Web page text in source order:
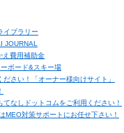
イブラリー
JOURNAL
え費用補助金
ボード&スキー場
さい！「オーナー様向けサイト」
なしドットコムをご利用ください！
MEO対策サポートにお任せ下さい！